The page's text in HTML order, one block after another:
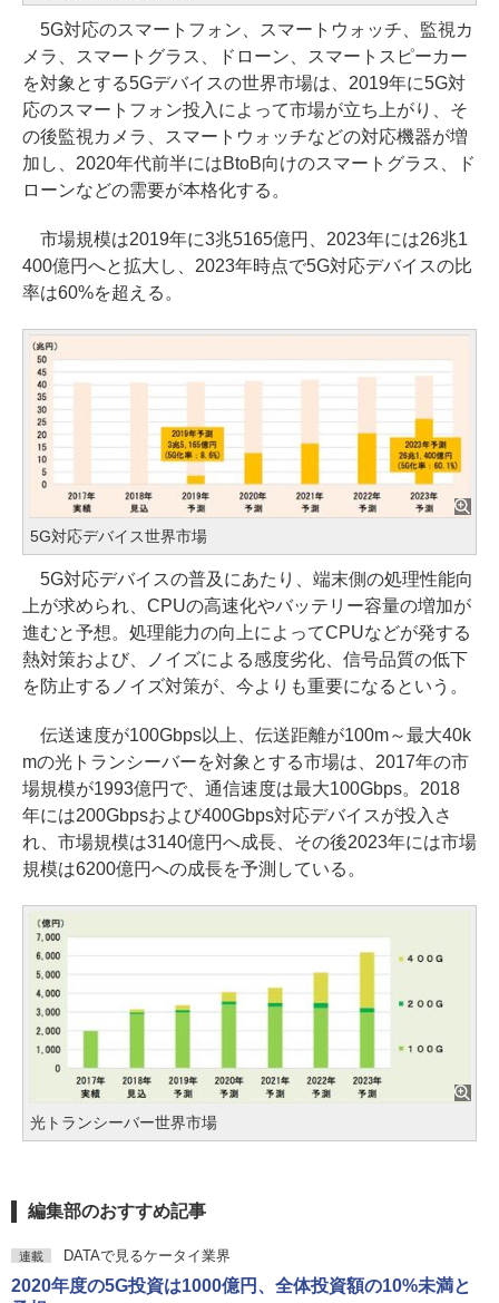
5G対応のスマートフォン、スマートウォッチ、監視カ
メラ、スマートグラス、ドローン、スマートスピーカー
を対象とする5Gデバイスの世界市場は、2019年に5G対
応のスマートフォン投入によって市場が立ち上がり、そ
の後監視カメラ、スマートウォッチなどの対応機器が増
加し、2020年代前半にはBtoB向けのスマートグラス、ド
ローンなどの需要が本格化する。
市場規模は2019年に3兆5165億円、2023年には26兆1
400億円へと拡大し、2023年時点で5G対応デバイスの比
率は60%を超える。
5G対応デバイス世界市場
5G対応デバイスの普及にあたり、端末側の処理性能向
上が求められ、CPUの高速化やバッテリー容量の増加が
進むと予想。処理能力の向上によってCPUなどが発する
熱対策および、ノイズによる感度劣化、信号品質の低下
を防止するノイズ対策が、今よりも重要になるという。
伝送速度が100Gbps以上、伝送距離が100m～最大40k
mの光トランシーバーを対象とする市場は、2017年の市
場規模が1993億円で、通信速度は最大100Gbps。2018
年には200Gbpsおよび400Gbps対応デバイスが投入さ
れ、市場規模は3140億円へ成長、その後2023年には市場
規模は6200億円への成長を予測している。
光トランシーバー世界市場
編集部のおすすめ記事
連載 DATAで見るケータイ業界
2020年度の5G投資は1000億円、全体投資額の10%未満と